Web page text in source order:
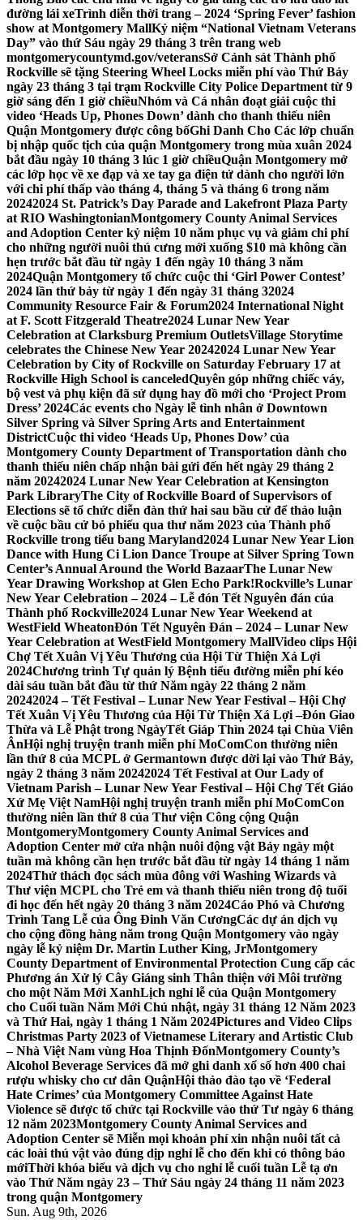
đường lái xeTrình diễn thời trang – 2024 ‘Spring Fever’ fashion
show at Montgomery MallKỷ niệm “National Vietnam Veterans
Day” vào thứ Sáu ngày 29 tháng 3 trên trang web
montgomerycountymd.gov/veteransSở Cảnh sát Thành phố
Rockville sẽ tặng Steering Wheel Locks miễn phí vào Thứ Bảy
ngày 23 tháng 3 tại trạm Rockville City Police Department từ 9
giờ sáng đến 1 giờ chiềuNhóm và Cá nhân đoạt giải cuộc thi
video ‘Heads Up, Phones Down’ dành cho thanh thiếu niên
Quận Montgomery được công bốGhi Danh Cho Các lớp chuẩn
bị nhập quốc tịch của quận Montgomery trong mùa xuân 2024
bắt đầu ngày 10 tháng 3 lúc 1 giờ chiềuQuận Montgomery mở
các lớp học về xe đạp và xe tay ga điện tử dành cho người lớn
với chi phí thấp vào tháng 4, tháng 5 và tháng 6 trong năm
20242024 St. Patrick’s Day Parade and Lakefront Plaza Party
at RIO WashingtonianMontgomery County Animal Services
and Adoption Center kỷ niệm 10 năm phục vụ và giảm chi phí
cho những người nuôi thú cưng mới xuống $10 mà không cần
hẹn trước bắt đầu từ ngày 1 đến ngày 10 tháng 3 năm
2024Quận Montgomery tổ chức cuộc thi ‘Girl Power Contest’
2024 lần thứ bảy từ ngày 1 đến ngày 31 tháng 32024
Community Resource Fair & Forum2024 International Night
at F. Scott Fitzgerald Theatre2024 Lunar New Year
Celebration at Clarksburg Premium OutletsVillage Storytime
celebrates the Chinese New Year 20242024 Lunar New Year
Celebration by City of Rockville on Saturday February 17 at
Rockville High School is canceledQuyên góp những chiếc váy,
bộ vest và phụ kiện đã sử dụng hay đồ mới cho ‘Project Prom
Dress’ 2024Các events cho Ngày lễ tình nhân ở Downtown
Silver Spring và Silver Spring Arts and Entertainment
DistrictCuộc thi video ‘Heads Up, Phones Dow’ của
Montgomery County Department of Transportation dành cho
thanh thiếu niên chấp nhận bài gửi đến hết ngày 29 tháng 2
năm 20242024 Lunar New Year Celebration at Kensington
Park LibraryThe City of Rockville Board of Supervisors of
Elections sẽ tổ chức diễn đàn thứ hai sau bầu cử để thảo luận
về cuộc bầu cử bỏ phiếu qua thư năm 2023 của Thành phố
Rockville trong tiểu bang Maryland2024 Lunar New Year Lion
Dance with Hung Ci Lion Dance Troupe at Silver Spring Town
Center’s Annual Around the World BazaarThe Lunar New
Year Drawing Workshop at Glen Echo Park!Rockville’s Lunar
New Year Celebration – 2024 – Lễ đón Tết Nguyên đán của
Thành phố Rockville2024 Lunar New Year Weekend at
WestField WheatonĐón Tết Nguyên Đán – 2024 – Lunar New
Year Celebration at WestField Montgomery MallVideo clips Hội
Chợ Tết Xuân Vị Yêu Thương của Hội Từ Thiện Xá Lợi
2024Chương trình Tự quản lý Bệnh tiểu đường miễn phí kéo
dài sáu tuần bắt đầu từ thứ Năm ngày 22 tháng 2 năm
20242024 – Tết Festival – Lunar New Year Festival – Hội Chợ
Tết Xuân Vị Yêu Thương của Hội Từ Thiện Xá Lợi –Đón Giao
Thừa và Lễ Phật trong NgàyTết Giáp Thìn 2024 tại Chùa Viên
ÂnHội nghị truyện tranh miễn phí MoComCon thường niên
lần thứ 8 của MCPL ở Germantown được dời lại vào Thứ Bảy,
ngày 2 tháng 3 năm 20242024 Tết Festival at Our Lady of
Vietnam Parish – Lunar New Year Festival – Hội Chợ Tết Giáo
Xứ Mẹ Việt NamHội nghị truyện tranh miễn phí MoComCon
thường niên lần thứ 8 của Thư viện Công cộng Quận
MontgomeryMontgomery County Animal Services and
Adoption Center mở cửa nhận nuôi động vật Bảy ngày một
tuần mà không cần hẹn trước bắt đầu từ ngày 14 tháng 1 năm
2024Thử thách đọc sách mùa đông với Washing Wizards và
Thư viện MCPL cho Trẻ em và thanh thiếu niên trong độ tuổi
đi học đến hết ngày 20 tháng 3 năm 2024Cáo Phó và Chương
Trình Tang Lễ của Ông Đinh Văn CươngCác dự án dịch vụ
cho cộng đồng hàng năm trong Quận Montgomery vào ngày
ngày lễ kỷ niệm Dr. Martin Luther King, JrMontgomery
County Department of Environmental Protection Cung cấp các
Phương án Xử lý Cây Giáng sinh Thân thiện với Môi trường
cho một Năm Mới XanhLịch nghỉ lễ của Quận Montgomery
cho Cuối tuần Năm Mới Chủ nhật, ngày 31 tháng 12 Năm 2023
và Thứ Hai, ngày 1 tháng 1 Năm 2024Pictures and Video Clips
Christmas Party 2023 of Vietnamese Literary and Artistic Club
– Nhà Việt Nam vùng Hoa Thịnh ĐốnMontgomery County’s
Alcohol Beverage Services đã mở ghi danh xổ số hơn 400 chai
rượu whisky cho cư dân QuậnHội thảo đào tạo về ‘Federal
Hate Crimes’ của Montgomery Committee Against Hate
Violence sẽ được tổ chức tại Rockville vào thứ Tư ngày 6 tháng
12 năm 2023Montgomery County Animal Services and
Adoption Center sẽ Miễn mọi khoản phí xin nhận nuôi tất cả
các loài thú vật vào đúng dịp nghỉ lễ cho đến khi có thông báo
mớiThời khóa biểu và dịch vụ cho nghỉ lễ cuối tuần Lễ tạ ơn
vào Thứ Năm ngày 23 – Thứ Sáu ngày 24 tháng 11 năm 2023
trong quận Montgomery
Sun. Aug 9th, 2026